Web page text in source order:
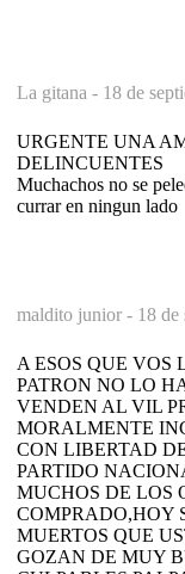
La gitana - 18 de
URGENTE UNA
DELINCUENTES
Muchachos no se
currar en ningun lado
maldito junior - 18 de
A ESOS QUE
PATRON NO LO
VENDEN AL VIL
MORALMENTE
CON LIBERTAD
PARTIDO
MUCHOS DE LOS
COMPRADO,HOY
MUERTOS QUE
GOZAN DE MUY